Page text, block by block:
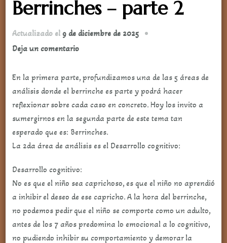
Berrinches – parte 2
Actualizado el 9 de diciembre de 2025
Deja un comentarioen
–
parte
2
En la primera parte, profundizamos una de las 5 áreas de
análisis donde el berrinche es parte y podrá hacer
reflexionar sobre cada caso en concreto. Hoy los invito a
sumergirnos en la segunda parte de este tema tan
esperado que es: Berrinches.
La 2da área de análisis es el Desarrollo cognitivo:
Desarrollo cognitivo:
No es que el niño sea caprichoso, es que el niño no aprendió
a inhibir el deseo de ese capricho. A la hora del berrinche,
no podemos pedir que el niño se comporte como un adulto,
antes de los 7 años predomina lo emocional a lo cognitivo,
no pudiendo inhibir su comportamiento y demorar la